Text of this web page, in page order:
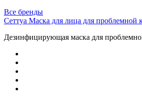
Все бренды
Сеттуа Маска для лица для проблемной
Дезинфицирующая маска для